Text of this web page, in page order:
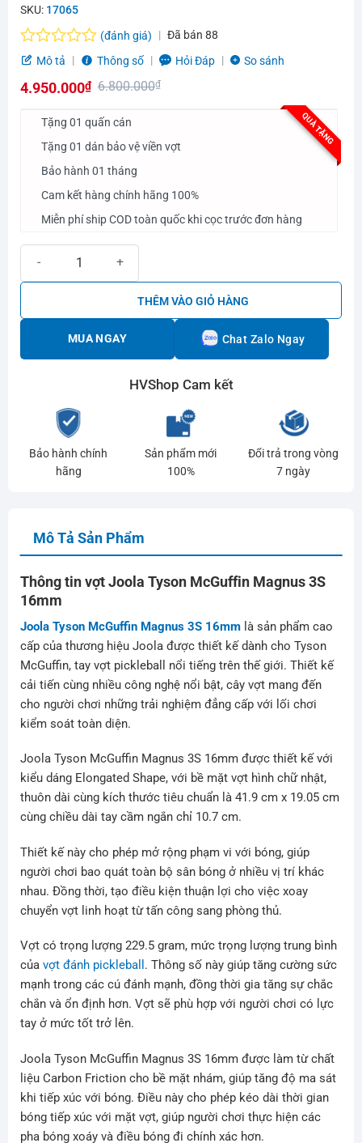
SKU: 17065
Được
hạng
(đánh giá) Đã bán 88
Mô tả
Thông số Hỏi Đáp So sánh
6.800.000₫
6.800.000₫.
4.950.000₫
hiện
4.950.000₫.
QUÀ TẶNG
Tặng 01 quấn cán
Tặng 01 dán bảo vệ viền vợt
Bảo hành 01 tháng
Cam kết hàng chính hãng 100%
Miễn phí ship COD toàn quốc khi cọc trước đơn hàng
THÊM VÀO GIỎ HÀNG
MUA NGAY Chat Zalo Ngay
HVShop Cam kết
Bảo hành chính
hãng
Sản phẩm mới
100%
Đổi trả trong vòng
7 ngày
Mô Tả Sản Phẩm
Thông tin vợt Joola Tyson McGuffin Magnus 3S
16mm
Joola Tyson McGuffin Magnus 3S 16mmlà sản phẩm cao
cấp của thương hiệu Joola được thiết kế dành cho Tyson
McGuffin, tay vợt pickleball nổi tiếng trên thế giới. Thiết kế
cải tiến cùng nhiều công nghệ nổi bật, cây vợt mang đến
cho người chơi những trải nghiệm đẳng cấp với lối chơi
kiểm soát toàn diện.
Joola Tyson McGuffin Magnus 3S 16mm được thiết kế với
kiểu dáng Elongated Shape, với bề mặt vợt hình chữ nhật,
thuôn dài cùng kích thước tiêu chuẩn là 41.9 cm x 19.05 cm
cùng chiều dài tay cầm ngắn chỉ 10.7 cm.
Thiết kế này cho phép mở rộng phạm vi với bóng, giúp
người chơi bao quát toàn bộ sân bóng ở nhiều vị trí khác
nhau. Đồng thời, tạo điều kiện thuận lợi cho việc xoay
chuyển vợt linh hoạt từ tấn công sang phòng thủ.
Vợt có trọng lượng 229.5 gram, mức trọng lượng trung bình
của vợt đánh pickleball . Thông số này giúp tăng cường sức
mạnh trong các cú đánh mạnh, đồng thời gia tăng sự chắc
chắn và ổn định hơn. Vợt sẽ phù hợp với người chơi có lực
tay ở mức tốt trở lên.
Joola Tyson McGuffin Magnus 3S 16mm được làm từ chất
liệu Carbon Friction cho bề mặt nhám, giúp tăng độ ma sát
khi tiếp xúc với bóng. Điều này cho phép kéo dài thời gian
bóng tiếp xúc với mặt vợt, giúp người chơi thực hiện các
pha bóng xoáy và điều bóng đi chính xác hơn.